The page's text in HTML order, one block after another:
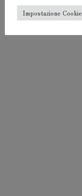
Impostazione Cookie